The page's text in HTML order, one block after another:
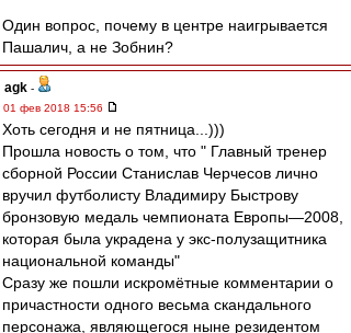
Один вопрос, почему в центре наигрывается
Пашалич, а не Зобнин?
agk -
01 фев 2018 15:56
Хоть сегодня и не пятница...)))
Прошла новость о том, что " Главный тренер
сборной России Станислав Черчесов лично
вручил футболисту Владимиру Быстрову
бронзовую медаль чемпионата Европы—2008,
которая была украдена у экс-полузащитника
национальной команды"
Сразу же пошли искромётные комментарии о
причастности одного весьма скандального
персонажа, являющегося ныне резидентом